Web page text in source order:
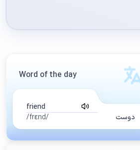
Word of the day
friend
دوست
/frɛnd/